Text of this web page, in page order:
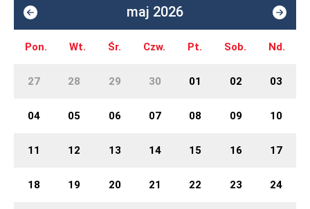
maj 2026
Pon. Wt. Śr. Czw. Pt. Sob. Nd.
27 28 29 30 01 02 03
04 05 06 07 08 09 10
11 12 13 14 15 16 17
18 19 20 21 22 23 24